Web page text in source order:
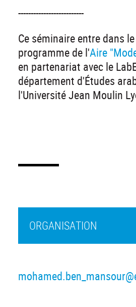
--------------------------
Ce séminaire entre dans
programme de l'Aire
en partenariat avec le
département d'Études
l'Université Jean Moulin
ORGANISATION